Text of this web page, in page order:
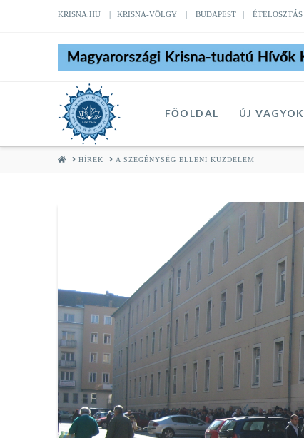
KRISNA.HU| KRISNA-VÖLGY| BUDAPEST| ÉTELOSZTÁS
FŐOLDAL ÚJ
HOMEHÍREK A SZEGÉNYSÉG ELLENI KÜZDELEM